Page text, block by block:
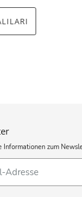
Informationen zum